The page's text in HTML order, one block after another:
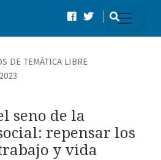
la reproducción social
DE TEMÁTICA LIBRE
seno de la
repensar los
y vida